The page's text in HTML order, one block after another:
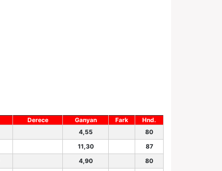
Derece Ganyan Fark
Hnd.
4,55
80
11,30
87
4,90
80